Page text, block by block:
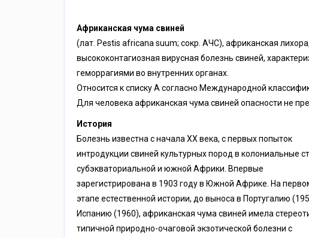
Африканская чума свиней
(лат. Pestis africana suum; сокр. АЧС), африканская
высококонтагиозная вирусная болезнь свиней,
геморрагиями во внутренних органах.
Относится к списку A согласно Международной
Для человека африканская чума свиней опасности не
История
Болезнь известна с начала XX века, с первых попыток
интродукции свиней культурных пород в колониальные
субэкваториальной и южной Африки. Впервые
зарегистрирована в 1903 году в Южной Африке. На
этапе естественной истории, до выноса в Португалию
Испанию (1960), африканская чума свиней имела
типичной природно-очаговой экзотической болезни с